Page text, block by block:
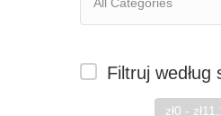
Filtruj według
zł0 -